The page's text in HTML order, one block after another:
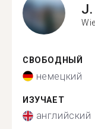
J.
СВОБОДНЫЙ
немецкий
ИЗУЧАЕТ
английский